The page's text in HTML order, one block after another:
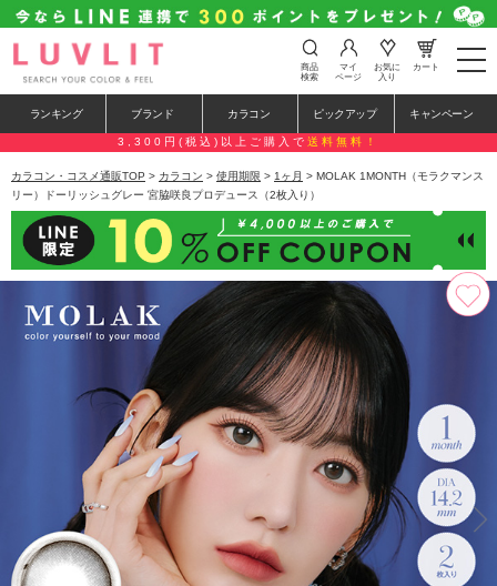
t
o
e
n
a
a
i
o
n
商品
検索
マイ
ページ
お気に
入り
カート
ランキング ブランド カラコン ピックアップ キャンペーン
3,300円(税込)以上ご購入で 送料無料！
カラコン・コスメ通販TOP > カラコン > 使用期限 > 1ヶ月 > MOLAK 1MONTH（モラクマンス
リー）ドーリッシュグレー 宮脇咲良プロデュース（2枚入り）